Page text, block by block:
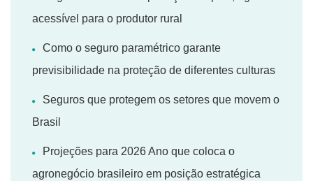
acessível para o produtor rural
Como o seguro paramétrico garante
previsibilidade na proteção de diferentes culturas
Seguros que protegem os setores que movem o
Brasil
Projeções para 2026 Ano que coloca o
agronegócio brasileiro em posição estratégica